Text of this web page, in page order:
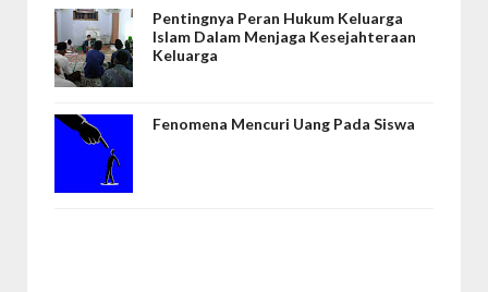
Pentingnya Peran Hukum Keluarga
Islam Dalam Menjaga Kesejahteraan
Keluarga
Fenomena Mencuri Uang Pada Siswa